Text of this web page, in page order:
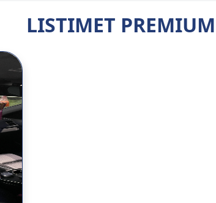
LISTIMET PREMIUM